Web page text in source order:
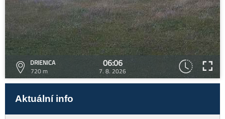
DRIENICA
720 m
06:06
7. 8. 2026
Aktuální info